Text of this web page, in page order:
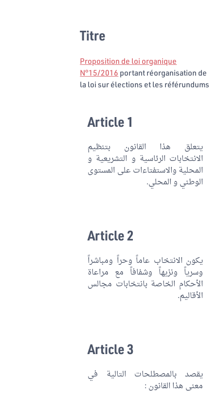
Titre
Proposition de loi organique
N°15/2016 portant réorganisation de
la loi sur élections et les référundums
Article 1
يتعلق هذا القانون بتنظيم
الانتخابات الرئاسية و التشريعية و
المحلية والاستفتاءات على المستوى
الوطني و المحلي.
Article 2
يكون الانتخاب عاماً وحراً ومباشراً
وسرياً ونزيهاً وشفافاً مع مراعاة
الأحكام الخاصة بانتخابات مجالس
الأقاليم.
Article 3
يقصد بالمصطلحات التالية في
معنى هذا القانون :